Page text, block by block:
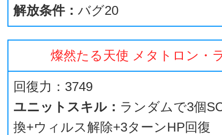
解放条件： バグ20
燦然たる天使 メタトロン・
回復力：3749
ユニットスキル： ランダムで3個
換+ウィルス解除+3ターンHP回復